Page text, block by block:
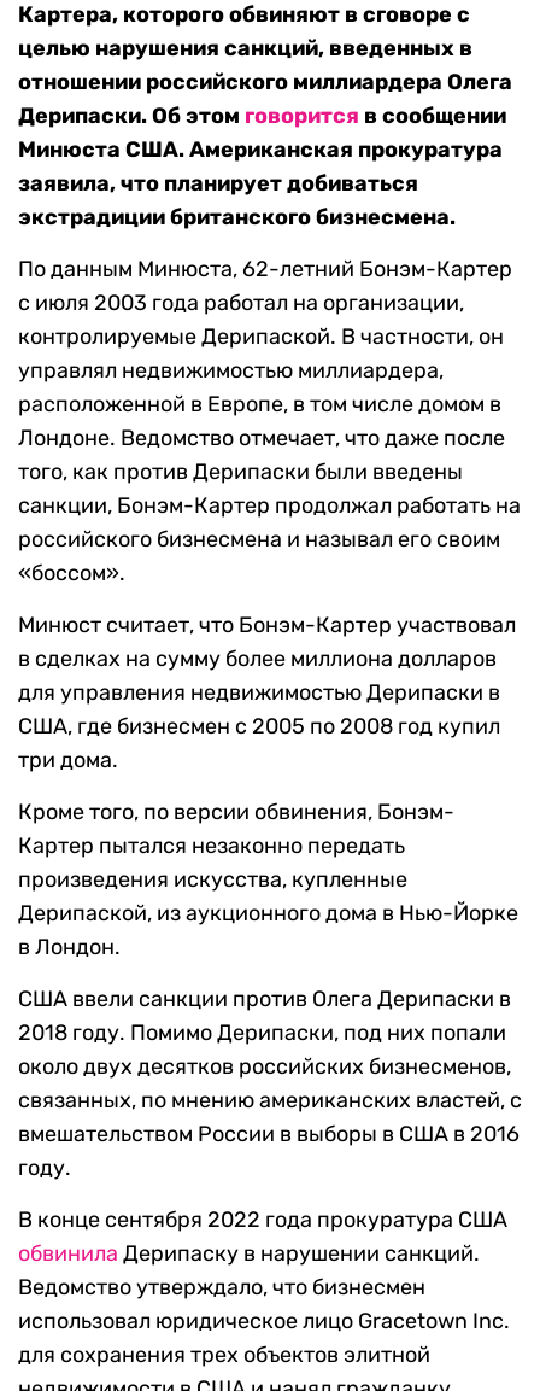
Картера, которого обвиняют в сговоре с
целью нарушения санкций, введенных в
отношении российского миллиардера Олега
Дерипаски. Об этом говорится в сообщении
Минюста США. Американская прокуратура
заявила, что планирует добиваться
экстрадиции британского бизнесмена.
По данным Минюста, 62-летний Бонэм-Картер
с июля 2003 года работал на организации,
контролируемые Дерипаской. В частности, он
управлял недвижимостью миллиардера,
расположенной в Европе, в том числе домом в
Лондоне. Ведомство отмечает, что даже после
того, как против Дерипаски были введены
санкции, Бонэм-Картер продолжал работать на
российского бизнесмена и называл его своим
«боссом».
Минюст считает, что Бонэм-Картер участвовал
в сделках на сумму более миллиона долларов
для управления недвижимостью Дерипаски в
США, где бизнесмен с 2005 по 2008 год купил
три дома.
Кроме того, по версии обвинения, Бонэм-
Картер пытался незаконно передать
произведения искусства, купленные
Дерипаской, из аукционного дома в Нью-Йорке
в Лондон.
США ввели санкции против Олега Дерипаски в
2018 году. Помимо Дерипаски, под них попали
около двух десятков российских бизнесменов,
связанных, по мнению американских властей, с
вмешательством России в выборы в США в 2016
году.
В конце сентября 2022 года прокуратура США
обвинила Дерипаску в нарушении санкций.
Ведомство утверждало, что бизнесмен
использовал юридическое лицо Gracetown Inc.
для сохранения трех объектов элитной